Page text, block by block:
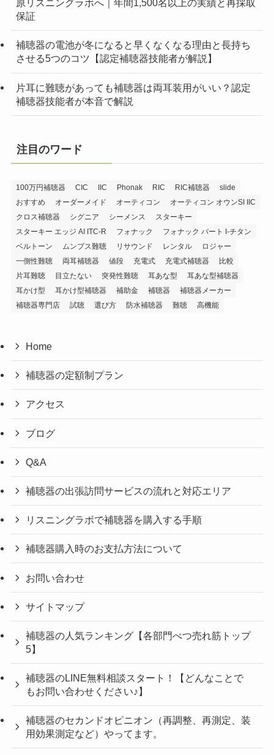
原リスニングラボへ｜年間1,500名以上の実績と再採取
保証
補聴器の電池が冬になると早くなくなる理由と長持ち
させる5つのコツ【認定補聴器技能者が解説】
片耳に難聴があっても補聴器は両耳装用がいい？認定
補聴器技能者が本音で解説
注目のワード
100万円補聴器 CIC IIC Phonak RIC RIC補聴器
slide
おすすめ
オーダーメイド オーティコン
オーティコン オウンSI IIC
クロス補聴器
シグニア シーメンス
スターキー
スターキー エッジ AI ITC-R
フォナック
フォナック バート I-チタン
ベルトーン
ムンプス難聴 リサウンド レンタル
ロジャー
一側性難聴
両耳補聴器 値段 充電式 充電式補聴器
比較
片耳難聴
目立たない 突発性難聴 耳あな型
耳あな型補聴器
耳かけ型
耳かけ型補聴器 補助金 補聴器
補聴器メーカー
補聴器専門店
試聴 選び方 防水補聴器 難聴 高機能
Home
補聴器の定額制プラン
アクセス
ブログ
Q&A
補聴器の出張訪問サービスの流れと対応エリア
リスニングラボで補聴器を購入する手順
補聴器購入時のお支払方法について
お問い合わせ
サイトマップ
補聴器の人気ランキング【各部門べつ売れ筋トップ
5】
補聴器のLINE無料相談スタート！【どんなことで
もお問い合わせください♪】
補聴器のセカンドオピニオン（再調整、再測定、装
用効果測定など）やってます。